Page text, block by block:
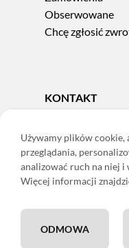
Obserwowane
Chcę zgłosić
KONTAKT
e-mail:
poniedziałek -
Adoris Dorota
58-502 Jelenia
Używamy plików cookie,
przeglądania,
analizować ruch na niej
Więcej informacji
ODMOWA